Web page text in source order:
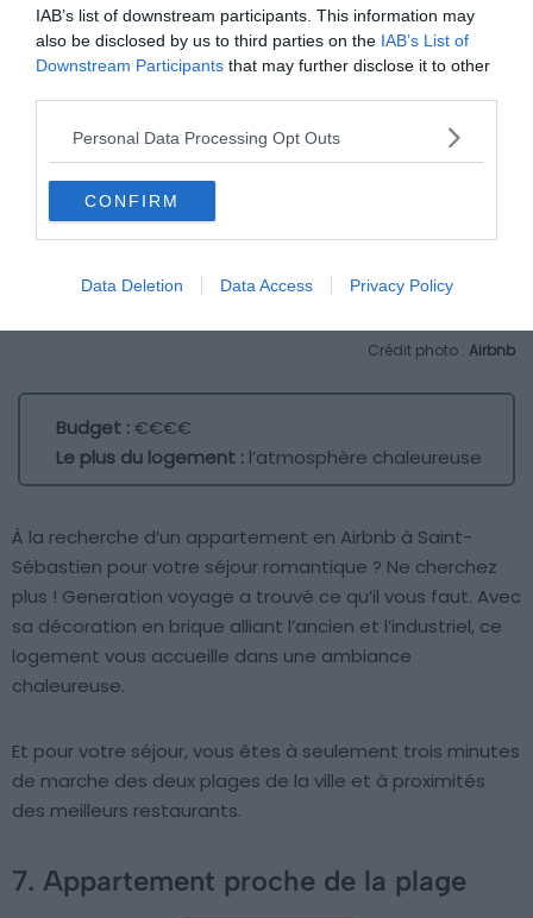
IAB’s list of downstream participants. This information may
also be disclosed by us to third parties on the IAB’s List of
Downstream Participants that may further disclose it to other
Personal Data Processing Opt Outs
CONFIRM
Data Deletion Data Access Privacy Policy
Crédit photo : Airbnb
Budget :€€€€
Le plus du logement : l’atmosphère chaleureuse
À la recherche d’un appartement en Airbnb à Saint-
Sébastien pour votre séjour romantique ? Ne cherchez
plus ! Generation voyage a trouvé ce qu’il vous faut. Avec
sa décoration en brique alliant l’ancien et l’industriel, ce
logement vous accueille dans une ambiance
chaleureuse.
Et pour votre séjour, vous êtes à seulement trois minutes
de marche des deux plages de la ville et à proximités
des meilleurs restaurants.
7. Appartement proche de la plage